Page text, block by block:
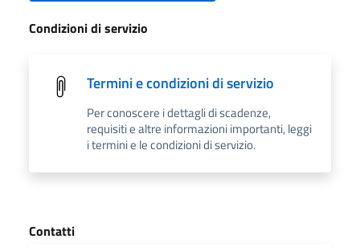
Condizioni di servizio
Termini e condizioni di servizio
Per conoscere i dettagli di scadenze,
requisiti e altre informazioni importanti, leggi
i termini e le condizioni di servizio.
Contatti